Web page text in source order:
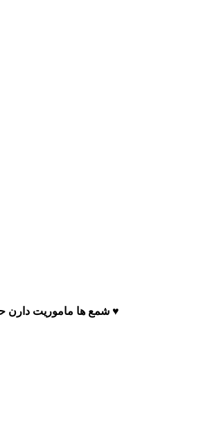
♥️ شمع ها ماموریت دارن